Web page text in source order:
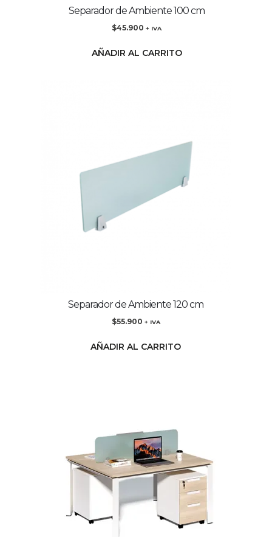
Separador de Ambiente 100 cm
$45.900 + IVA
AÑADIR AL CARRITO
Separador de Ambiente 120 cm
$55.900 + IVA
AÑADIR AL CARRITO